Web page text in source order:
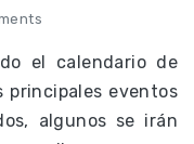
el calendario de
principales eventos
algunos se irán